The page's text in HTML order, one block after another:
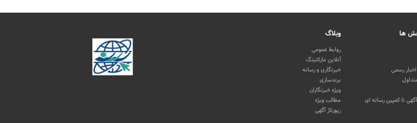
ها
رسمی
آگهی تا کمپین رسانه ای
وبلاگ
روابط عمومی
آنلاین مارکتینگ
خبرنگاری و رسانه
برندسازی
ویژه خبرنگاران
مطالب ویژه
رپورتاژ آگهی